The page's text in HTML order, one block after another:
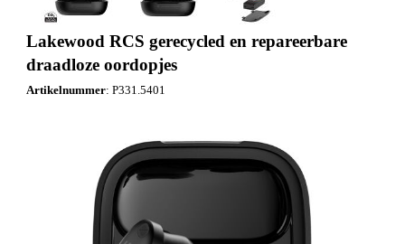
Tastingpakketten
TOP 50
Lakewood RCS gerecycled en repareerbare
draadloze oordopjes
Artikelnummer: P331.5401